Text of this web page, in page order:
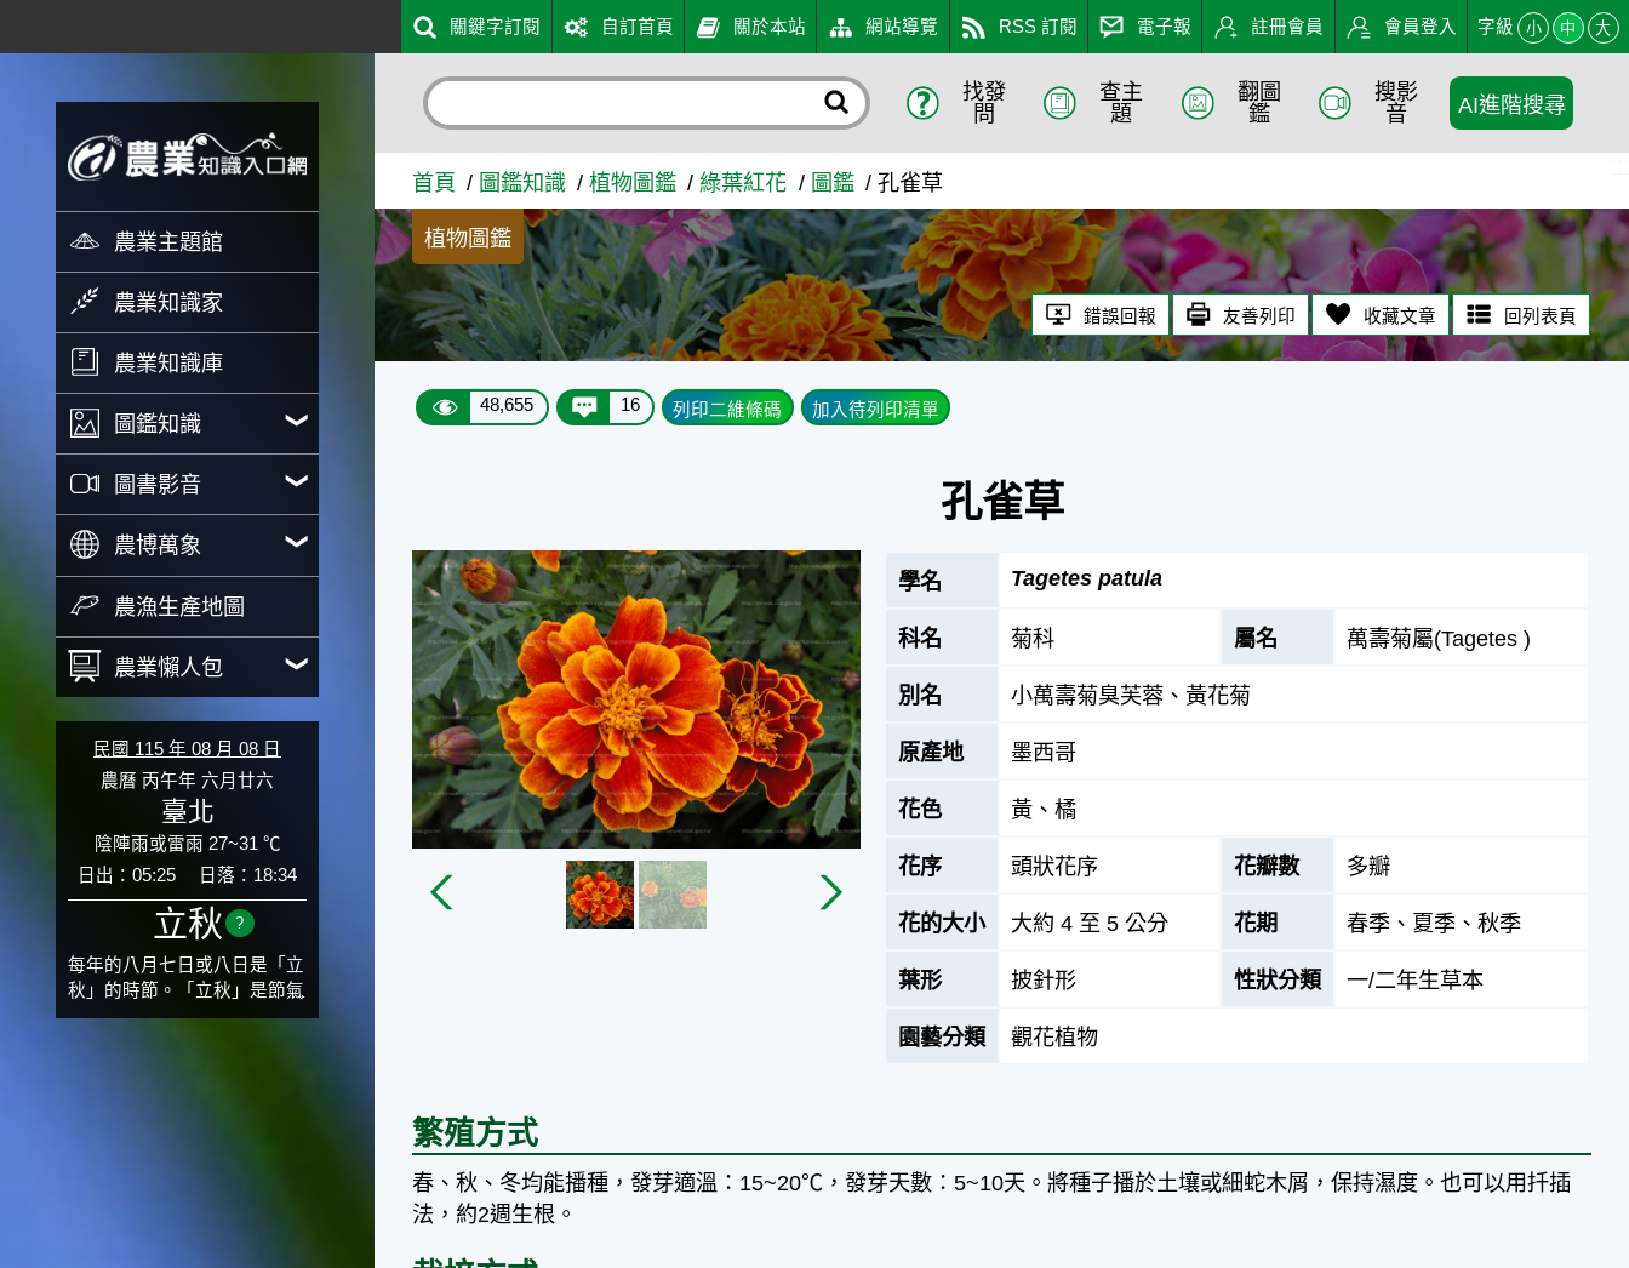
孔雀草 - 農業知識入口網
農業主題館
農業知識家
農業知識庫
圖鑑知識
圖書影音
農博萬象
農漁生產地圖
農業懶人包
民國 115 年 08 月 08 日
農曆 丙午年 六月廿六
臺北
陰陣雨或雷雨 27~31 ℃
日出：05:25
日落：18:34
立秋 ?
每年的八月七日或八日是「立
秋」的時節。「立秋」是節氣
邁入秋涼的先聲，表示酷熱難
關鍵字訂閱 自訂首頁 關於本站 網站導覽 RSS 訂閱 電子報 註冊會員 會員登入 字級 小 中 大
找發
問
查主
題
翻圖
鑑
搜影
音
AI進階搜尋
首頁 圖鑑知識 植物圖鑑 綠葉紅花 圖鑑 孔雀草
植物圖鑑
錯誤回報 友善列印 收藏文章 回列表頁
48,655 16 列印二維條碼 加入待列印清單
孔雀草
學名 Tagetes patula
科名 菊科 屬名 萬壽菊屬(Tagetes )
別名 小萬壽菊臭芙蓉、黃花菊
原產地 墨西哥
花色 黃、橘
花序 頭狀花序 花瓣數 多瓣
花的大小 大約 4 至 5 公分 花期 春季、夏季、秋季
葉形 披針形 性狀分類 一/二年生草本
園藝分類 觀花植物
繁殖方式
春、秋、冬均能播種，發芽適溫：15~20℃，發芽天數：5~10天。將種子播於土壤或細蛇木屑，保持濕度。也可以用扦插
法，約2週生根。